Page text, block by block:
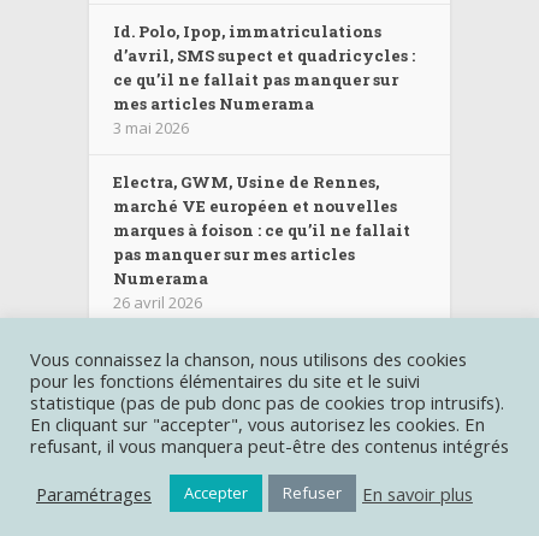
Id. Polo, Ipop, immatriculations
d’avril, SMS supect et quadricycles :
ce qu’il ne fallait pas manquer sur
mes articles Numerama
3 mai 2026
Electra, GWM, Usine de Rennes,
marché VE européen et nouvelles
marques à foison : ce qu’il ne fallait
pas manquer sur mes articles
Numerama
26 avril 2026
Les autres sites :Miss280ch.com| Deroutante-Sigma.fr
Castinghotels.fr| Création graphique et gestion du contenu
Raphaelle Baut
Copyright © Miss-kW.com |
Politique de
confidentialité
Vous connaissez la chanson, nous utilisons des cookies
pour les fonctions élémentaires du site et le suivi
statistique (pas de pub donc pas de cookies trop intrusifs).
En cliquant sur "accepter", vous autorisez les cookies. En
refusant, il vous manquera peut-être des contenus intégrés
Paramétrages
Accepter Refuser En savoir plus